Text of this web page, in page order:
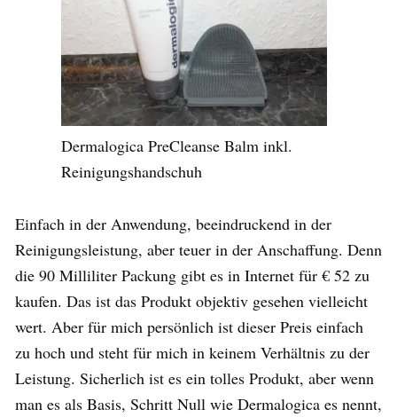
Dermalogica PreCleanse Balm inkl.
Reinigungshandschuh
Einfach in der Anwendung, beeindruckend in der
Reinigungsleistung, aber teuer in der Anschaffung. Denn
die 90 Milliliter Packung gibt es in Internet für € 52 zu
kaufen. Das ist das Produkt objektiv gesehen vielleicht
wert. Aber für mich persönlich ist dieser Preis einfach
zu hoch und steht für mich in keinem Verhältnis zu der
Leistung. Sicherlich ist es ein tolles Produkt, aber wenn
man es als Basis, Schritt Null wie Dermalogica es nennt,